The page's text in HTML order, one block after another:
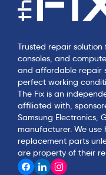
Trusted repair
consoles, and
and affordable repair
perfect working
The Fix is an
affiliated with,
Samsung Electronics,
manufacturer. We
replacement parts
are property of their